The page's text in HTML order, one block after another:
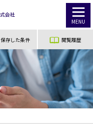
MENU
保存した条件 閲覧履歴